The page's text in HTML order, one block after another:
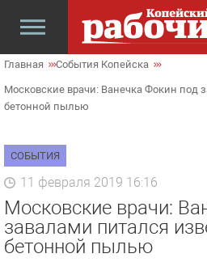
Главная События Копейска
Московские врачи: Ванечка Фокин под
бетонной пылью
СОБЫТИЯ
11 февраля 2019 16:16
Московские врачи:
завалами питался
бетонной пылью